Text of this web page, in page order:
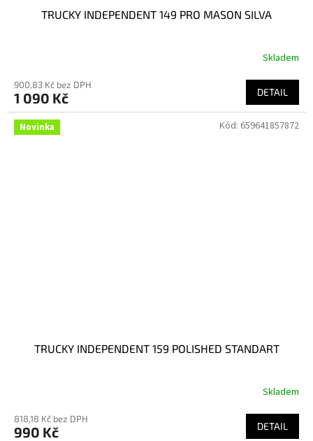
TRUCKY INDEPENDENT 149 PRO MASON SILVA
Skladem
900,83 Kč bez DPH
1 090 Kč DETAIL
Novinka
TRUCKY INDEPENDENT 159 POLISHED STANDART
Skladem
818,18 Kč bez DPH
990 Kč DETAIL
Kód: 659641857872